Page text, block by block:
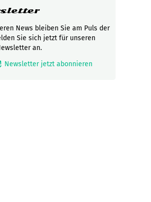
News bleiben Sie am Puls der
Sie sich jetzt für unseren
an.
Newsletter jetzt abonnieren